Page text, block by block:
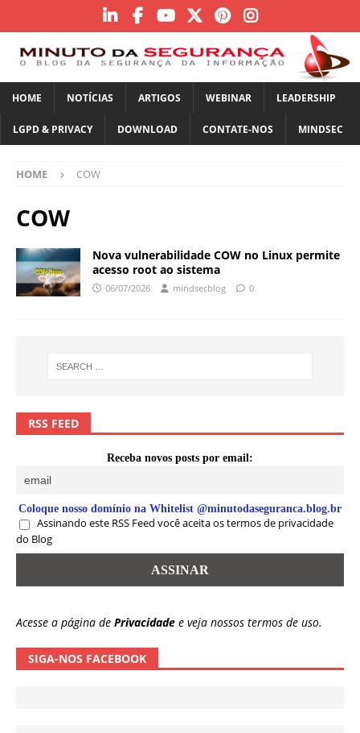
HOME NOTÍCIAS ARTIGOS WEBINAR LEADERSHIP
LGPD & PRIVACY DOWNLOAD CONTATE-NOS MINDSEC
HOME COW
COW
Nova vulnerabilidade COW no Linux permite
acesso root ao sistema
06/07/2026 mindsecblog 0
RSS FEED
Receba novos posts por email:
Coloque nosso domínio na Whitelist @minutodaseguranca.blog.br
Assinando este RSS Feed você aceita os termos de privacidade
do Blog
Acesse a página de Privacidade e veja nossos termos de uso.
SIGA-NOS FACEBOOK